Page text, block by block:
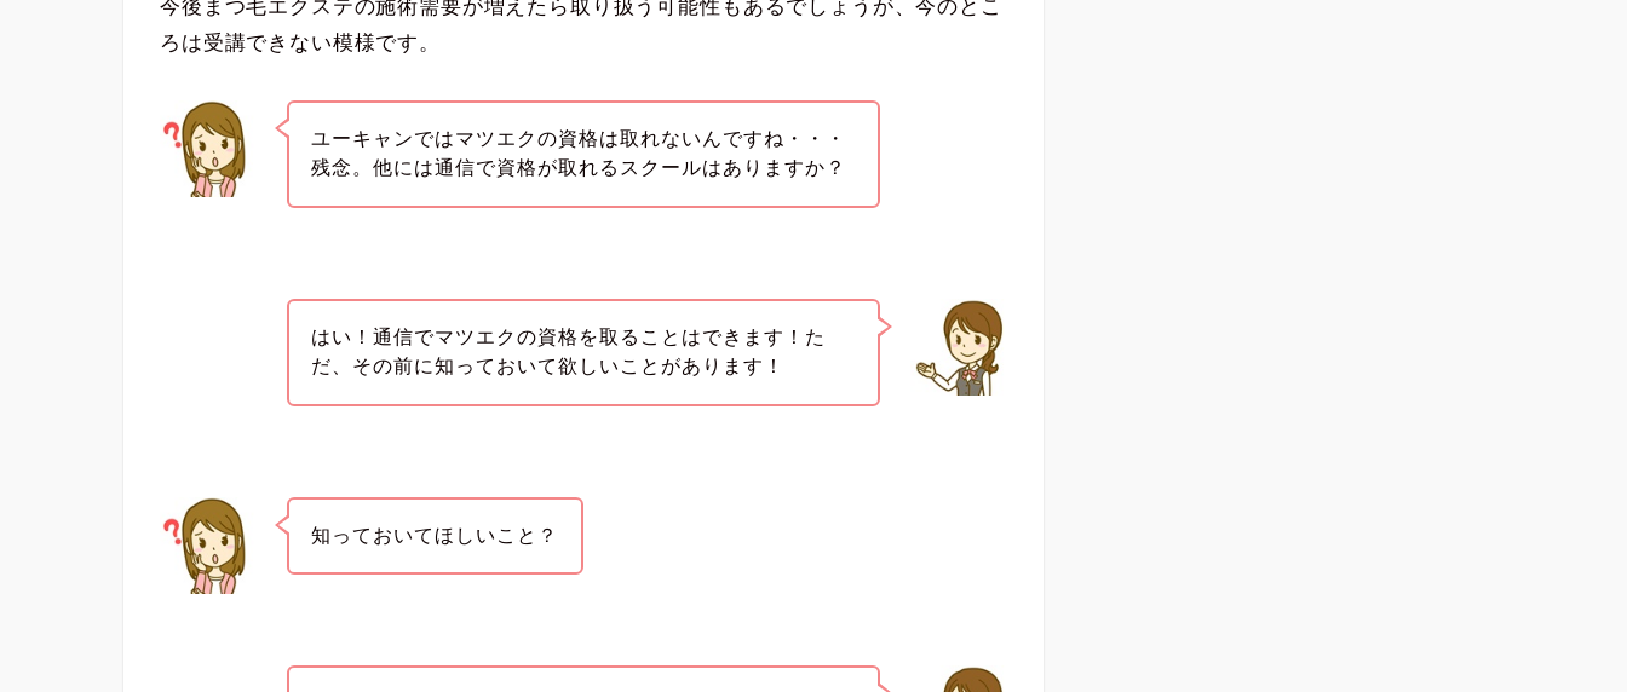
今後まつ毛エクステの施術需要が増えたら取り扱う可能性もあるでしょうが、今のとこ
ろは受講できない模様です。
ユーキャンではマツエクの資格は取れないんですね・・・
残念。他には通信で資格が取れるスクールはありますか？
はい！通信でマツエクの資格を取ることはできます！た
だ、その前に知っておいて欲しいことがあります！
知っておいてほしいこと？